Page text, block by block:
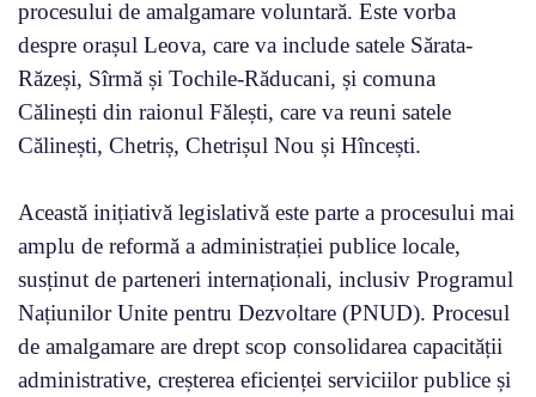
procesului de amalgamare voluntară. Este vorba
despre orașul Leova, care va include satele Sărata-
Răzeși, Sîrmă și Tochile-Răducani, și comuna
Călinești din raionul Fălești, care va reuni satele
Călinești, Chetriș, Chetrișul Nou și Hîncești.
Această inițiativă legislativă este parte a procesului mai
amplu de reformă a administrației publice locale,
susținut de parteneri internaționali, inclusiv Programul
Națiunilor Unite pentru Dezvoltare (PNUD). Procesul
de amalgamare are drept scop consolidarea capacității
administrative, creșterea eficienței serviciilor publice și